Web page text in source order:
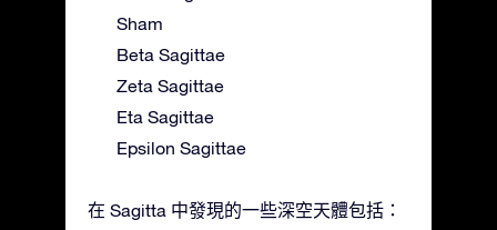
Sham
Beta Sagittae
Zeta Sagittae
Eta Sagittae
Epsilon Sagittae
在 Sagitta 中發現的一些深空天體包括：